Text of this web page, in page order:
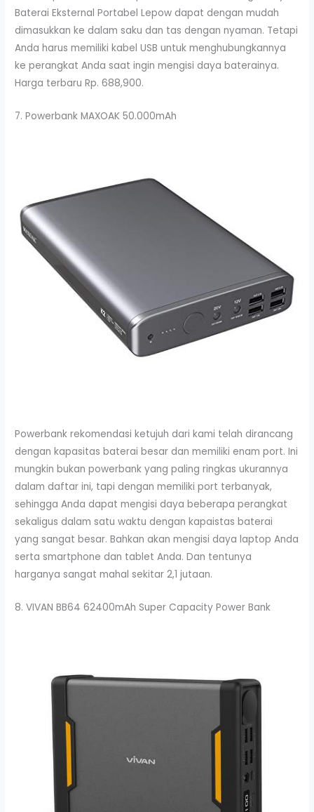
Baterai Eksternal Portabel Lepow dapat dengan mudah
dimasukkan ke dalam saku dan tas dengan nyaman. Tetapi
Anda harus memiliki kabel USB untuk menghubungkannya
ke perangkat Anda saat ingin mengisi daya baterainya.
Harga terbaru Rp. 688,900.
7. Powerbank MAXOAK 50.000mAh
Powerbank rekomendasi ketujuh dari kami telah dirancang
dengan kapasitas baterai besar dan memiliki enam port. Ini
mungkin bukan powerbank yang paling ringkas ukurannya
dalam daftar ini, tapi dengan memiliki port terbanyak,
sehingga Anda dapat mengisi daya beberapa perangkat
sekaligus dalam satu waktu dengan kapaistas baterai
yang sangat besar. Bahkan akan mengisi daya laptop Anda
serta smartphone dan tablet Anda. Dan tentunya
harganya sangat mahal sekitar 2,1 jutaan.
8. VIVAN BB64 62400mAh Super Capacity Power Bank